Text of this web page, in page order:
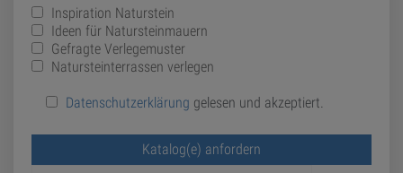
Inspiration Naturstein
Ideen für Natursteinmauern
Gefragte Verlegemuster
Natursteinterrassen verlegen
Datenschutzerklärung gelesen und akzeptiert.
Bitte lasse dieses Feld leer.